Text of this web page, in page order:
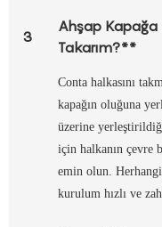
3
Ahşap Kapağa
Takarım?**
Conta halkasını
kapağın oluğuna
üzerine
için halkanın çevre
emin olun.
kurulum hızlı ve